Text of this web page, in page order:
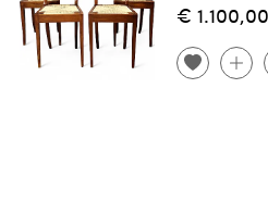
€ 1.100,00